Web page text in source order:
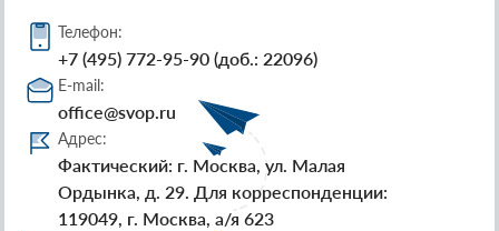
Телефон:
+7 (495) 772-95-90 (доб.: 22096)
E-mail:
office@svop.ru
Адрес:
Фактический: г. Москва, ул. Малая
Ордынка, д. 29. Для корреспонденции:
119049, г. Москва, а/я 623